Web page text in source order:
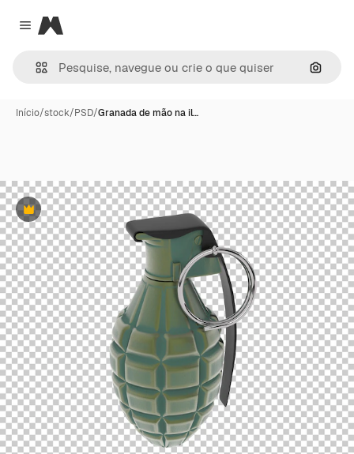
Close menu
Magnific
Início/stock/PSD/Granada de mão na il…
Premium